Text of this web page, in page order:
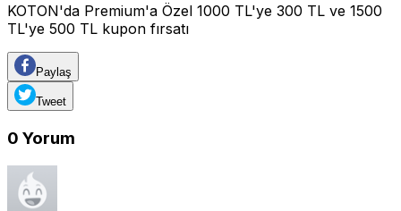
KOTON'da Premium'a Özel 1000 TL'ye 300 TL ve 1500
TL'ye 500 TL kupon fırsatı
Paylaş
Tweet
0 Yorum